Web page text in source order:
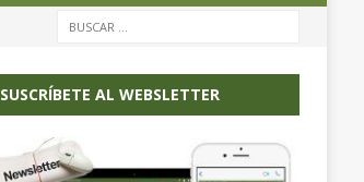
SUSCRÍBETE AL WEBSLETTER